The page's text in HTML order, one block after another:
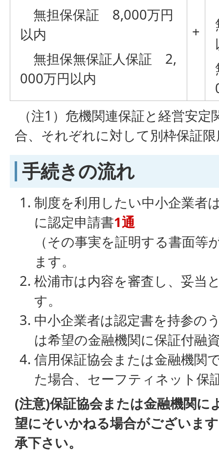
無担保保証 8,000万円
以内
無担保無保証人保証 2,
000万円以内
+
（注1）危機関連保証と経営安
合、それぞれに対して別枠保証
手続きの流れ
制度を利用したい中小企業者
に認定申請書1通
（その事実を証明する書面
ます。
松浦市は内容を審査し、妥当
す。
中小企業者は認定書を持参の
は希望の金融機関に保証付融
信用保証協会または金融機関
た場合、セーフティネット保
(注意)保証協会または金融機関に
望にそいかねる場合がございま
承下さい。